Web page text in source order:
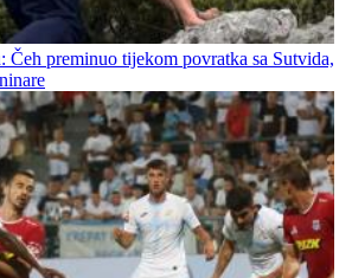
Čeh preminuo tijekom povratka sa Sutvida,